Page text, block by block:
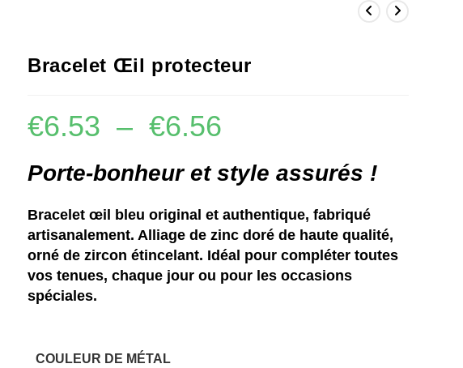
Bracelet Œil protecteur
€6.53 – €6.56
Porte-bonheur et style assurés !
Bracelet œil bleu original et authentique, fabriqué
artisanalement. Alliage de zinc doré de haute qualité,
orné de zircon étincelant. Idéal pour compléter toutes
vos tenues, chaque jour ou pour les occasions
spéciales.
COULEUR DE MÉTAL